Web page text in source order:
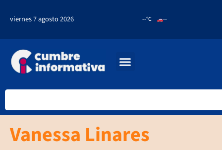
viernes 7 agosto 2026 --°C --
Vanessa Linares